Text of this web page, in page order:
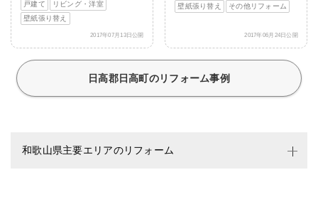
戸建て
リビング・洋室
壁紙張り替え
2017年07月13日公開
壁紙張り替え その他リフォーム
2017年06月24日公開
日高郡日高町のリフォーム事例
和歌山県主要エリアのリフォーム